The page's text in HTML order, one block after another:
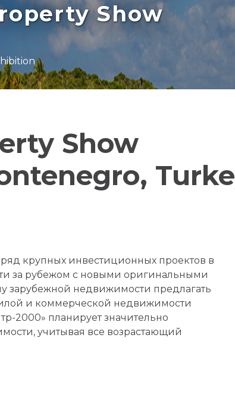
Show
Show
крупных инвестиционных проектов в
за рубежом с новыми оригинальными
зарубежной недвижимости предлагать
и коммерческой недвижимости
2000» планирует значительно
учитывая все возрастающий